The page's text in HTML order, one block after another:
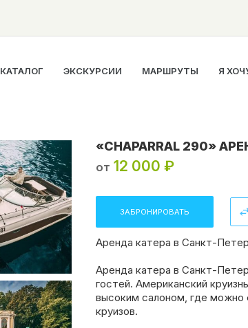
КАТАЛОГ ЭКСКУРСИИ МАРШРУТЫ Я
«CHAPARRAL 290»
от 12 000 ₽
ЗАБРОНИРОВАТЬ
Аренда катера в Санкт-
Аренда катера в Санкт-
гостей. Американский
высоким салоном, где можно
круизов.